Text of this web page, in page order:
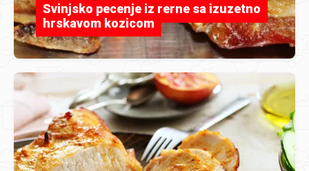
Svinjsko pecenje iz rerne sa izuzetno
hrskavom kozicom